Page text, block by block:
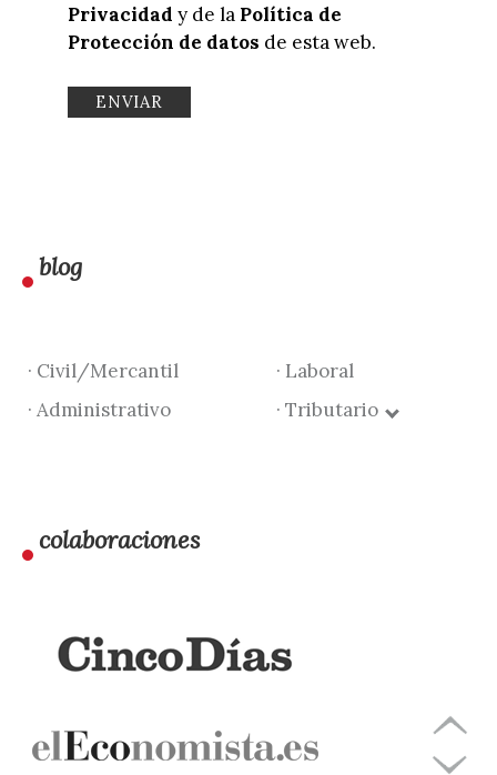
Privacidad y de la Política de
Protección de datos de esta web.
blog
· Civil/Mercantil
· Laboral
· Administrativo
· Tributario
colaboraciones